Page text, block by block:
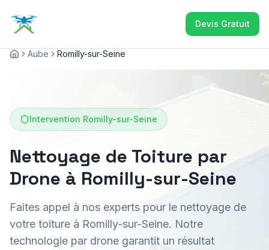
Devis Gratuit
AccueilAube Romilly-sur-Seine
Intervention Romilly-sur-Seine
Nettoyage de Toiture par
Drone à Romilly-sur-Seine
Faites appel à nos experts pour le nettoyage de
votre toiture à Romilly-sur-Seine. Notre
technologie par drone garantit un résultat